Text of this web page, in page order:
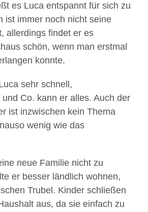
es Luca entspannt für sich zu
ist immer noch nicht seine
allerdings findet er es
schön, wenn man erstmal
konnte.
sehr schnell,
Co. kann er alles. Auch der
ist inzwischen kein Thema
wenig wie das
neue Familie nicht zu
er besser ländlich wohnen,
Trubel. Kinder schließen
aus, da sie einfach zu